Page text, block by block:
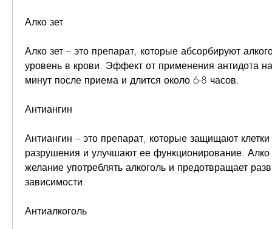
Алко зет
Алко зет – это препарат, которые абсорбируют
уровень в крови. Эффект от применения антидота
минут после приема и длится около 6-8 часов.
Антиангин
Антиангин – это препарат, которые защищают клетки
разрушения и улучшают ее функционирование. Алко
желание употреблять алкоголь и предотвращает
зависимости.
Антиалкоголь